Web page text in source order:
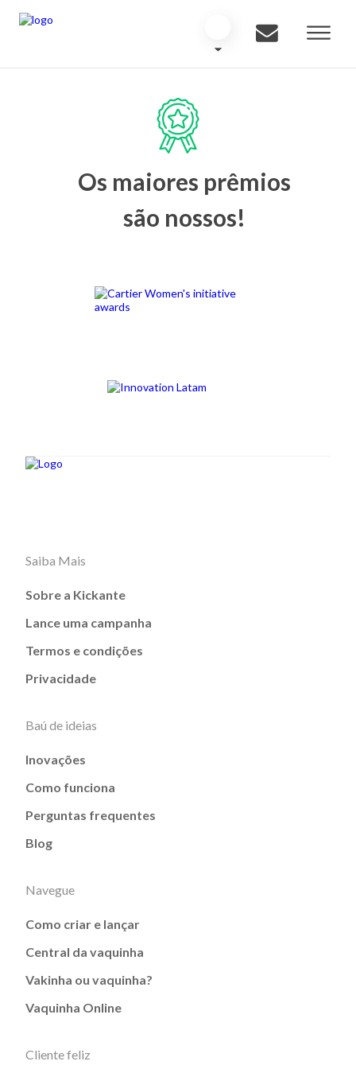
Os maiores prêmios
são nossos!
Saiba Mais
Sobre a Kickante
Lance uma campanha
Termos e condições
Privacidade
Baú de ideias
Inovações
Como funciona
Perguntas frequentes
Blog
Navegue
Como criar e lançar
Central da vaquinha
Vakinha ou vaquinha?
Vaquinha Online
Cliente feliz